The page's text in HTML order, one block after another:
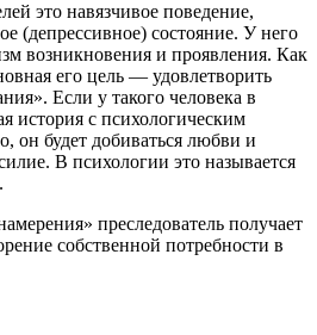
это навязчивое поведение,
(депрессивное) состояние. У него
возникновения и проявления. Как
его цель — удовлетворить
Если у такого человека в
история с психологическим
он будет добиваться любви и
В психологии это называется
преследователь получает
собственной потребности в